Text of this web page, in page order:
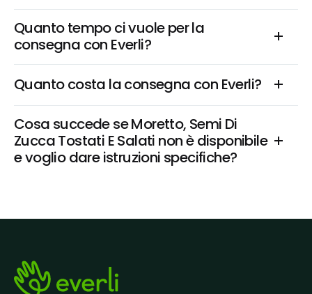
Quanto tempo ci vuole per la
consegna con Everli?
Quanto costa la consegna con Everli?
Cosa succede se Moretto, Semi Di
Zucca Tostati E Salati non è disponibile
e voglio dare istruzioni specifiche?